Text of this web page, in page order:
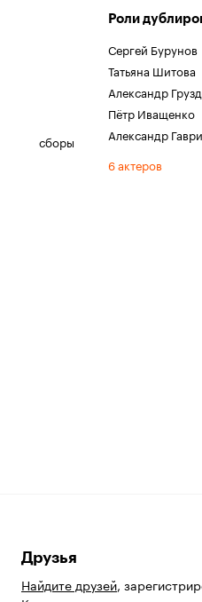
сборы
Роли
Сергей Бурунов
Татьяна Шитова
Александр
Пётр Иващенко
Александр
6 актеров
Друзья
Найдите друзей,